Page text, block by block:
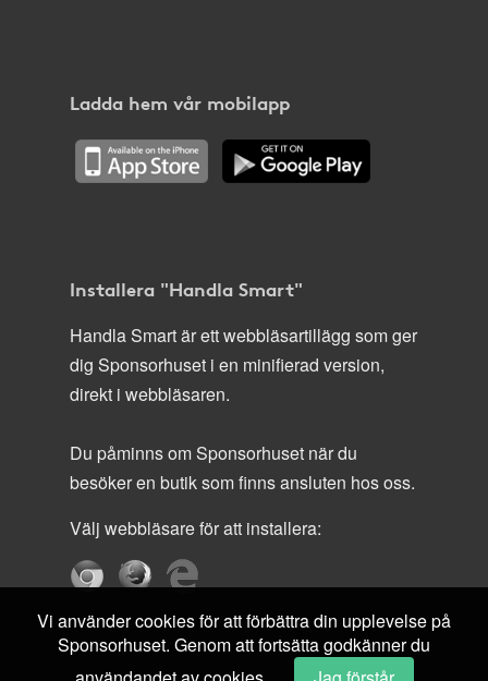
Ladda hem vår mobilapp
Installera "Handla Smart"
Handla Smart är ett webbläsartillägg som ger
dig Sponsorhuset i en minifierad version,
direkt i webbläsaren.
Du påminns om Sponsorhuset när du
besöker en butik som finns ansluten hos oss.
Välj webbläsare för att installera:
Vi använder cookies för att förbättra din upplevelse på
Sponsorhuset. Genom att fortsätta godkänner du